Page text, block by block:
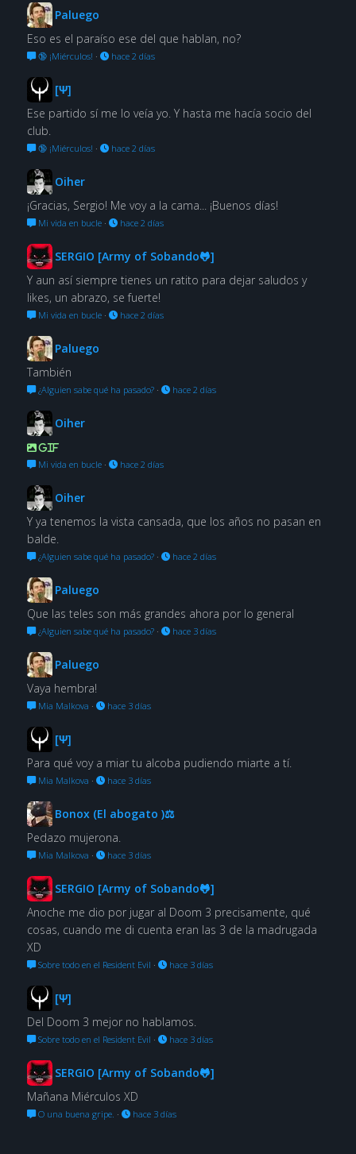
Paluego
Eso es el paraíso ese del que hablan, no?
🔞 ¡Miérculos! · hace 2 días
[Ψ]
Ese partido sí me lo veía yo. Y hasta me hacía socio del
club.
🔞 ¡Miérculos! · hace 2 días
Oiher
¡Gracias, Sergio! Me voy a la cama... ¡Buenos días!
Mi vida en bucle· hace 2 días
SERGIO [Army of Sobando🐸]
Y aun así siempre tienes un ratito para dejar saludos y
likes, un abrazo, se fuerte!
Mi vida en bucle· hace 2 días
Paluego
También
¿Alguien sabe qué ha pasado?· hace 2 días
Oiher
GIF
Mi vida en bucle· hace 2 días
Oiher
Y ya tenemos la vista cansada, que los años no pasan en
balde.
¿Alguien sabe qué ha pasado?· hace 2 días
Paluego
Que las teles son más grandes ahora por lo general
¿Alguien sabe qué ha pasado?· hace 3 días
Paluego
Vaya hembra!
Mia Malkova · hace 3 días
[Ψ]
Para qué voy a miar tu alcoba pudiendo miarte a tí.
Mia Malkova · hace 3 días
Bonox (El abogato )⚖
Pedazo mujerona.
Mia Malkova · hace 3 días
SERGIO [Army of Sobando🐸]
Anoche me dio por jugar al Doom 3 precisamente, qué
cosas, cuando me di cuenta eran las 3 de la madrugada
XD
Sobre todo en el Resident Evil · hace 3 días
[Ψ]
Del Doom 3 mejor no hablamos.
Sobre todo en el Resident Evil · hace 3 días
SERGIO [Army of Sobando🐸]
Mañana Miérculos XD
O una buena gripe. · hace 3 días